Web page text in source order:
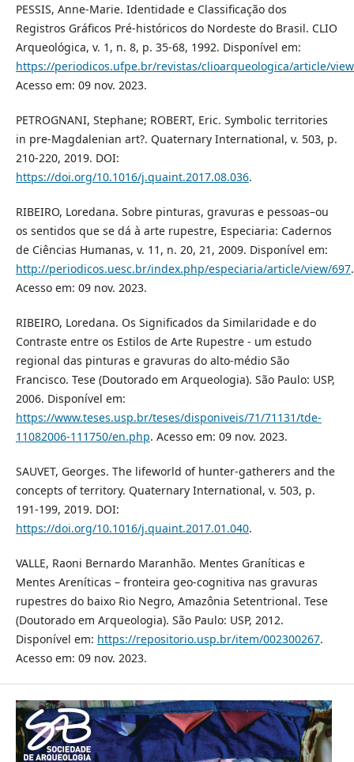
PESSIS, Anne-Marie. Identidade e Classificação dos
Registros Gráficos Pré-históricos do Nordeste do Brasil. CLIO
Arqueológica, v. 1, n. 8, p. 35-68, 1992. Disponível em:
https://periodicos.ufpe.br/revistas/clioarqueologica/article/
Acesso em: 09 nov. 2023.
PETROGNANI, Stephane; ROBERT, Eric. Symbolic territories
in pre-Magdalenian art?. Quaternary International, v. 503, p.
210-220, 2019. DOI:
https://doi.org/10.1016/j.quaint.2017.08.036.
RIBEIRO, Loredana. Sobre pinturas, gravuras e pessoas–ou
os sentidos que se dá à arte rupestre, Especiaria: Cadernos
de Ciências Humanas, v. 11, n. 20, 21, 2009. Disponível em:
http://periodicos.uesc.br/index.php/especiaria/article/view/697.
Acesso em: 09 nov. 2023.
RIBEIRO, Loredana. Os Significados da Similaridade e do
Contraste entre os Estilos de Arte Rupestre - um estudo
regional das pinturas e gravuras do alto-médio São
Francisco. Tese (Doutorado em Arqueologia). São Paulo: USP,
2006. Disponível em:
https://www.teses.usp.br/teses/disponiveis/71/71131/tde-
11082006-111750/en.php. Acesso em: 09 nov. 2023.
SAUVET, Georges. The lifeworld of hunter-gatherers and the
concepts of territory. Quaternary International, v. 503, p.
191-199, 2019. DOI:
https://doi.org/10.1016/j.quaint.2017.01.040.
VALLE, Raoni Bernardo Maranhão. Mentes Graníticas e
Mentes Areníticas – fronteira geo-cognitiva nas gravuras
rupestres do baixo Rio Negro, Amazônia Setentrional. Tese
(Doutorado em Arqueologia). São Paulo: USP, 2012.
Disponível em: https://repositorio.usp.br/item/002300267.
Acesso em: 09 nov. 2023.